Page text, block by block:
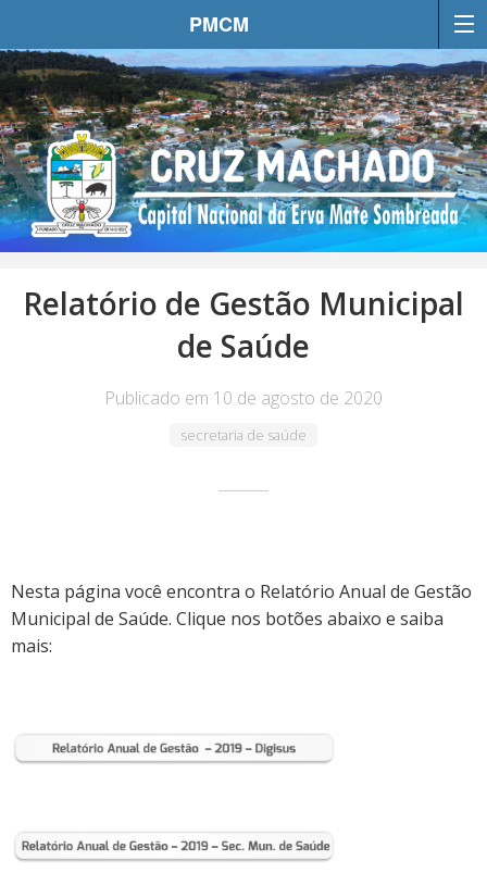
PMCM
Relatório de Gestão Municipal
de Saúde
Publicado em 10 de agosto de 2020
secretaria de saúde
Nesta página você encontra o Relatório Anual de Gestão
Municipal de Saúde. Clique nos botões abaixo e saiba
mais: